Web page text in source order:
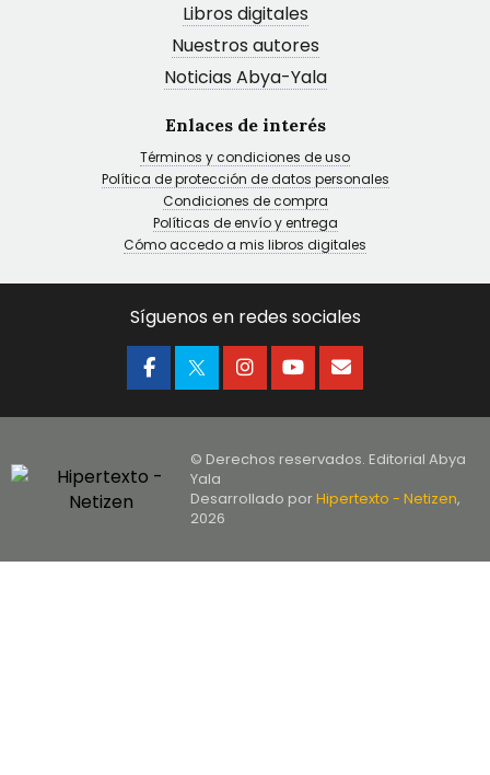
Libros digitales
Nuestros autores
Noticias Abya-Yala
Enlaces de interés
Términos y condiciones de uso
Política de protección de datos personales
Condiciones de compra
Políticas de envío y entrega
Cómo accedo a mis libros digitales
Síguenos en redes sociales
© Derechos reservados. Editorial Abya
Yala
Desarrollado porHipertexto - Netizen,
2026